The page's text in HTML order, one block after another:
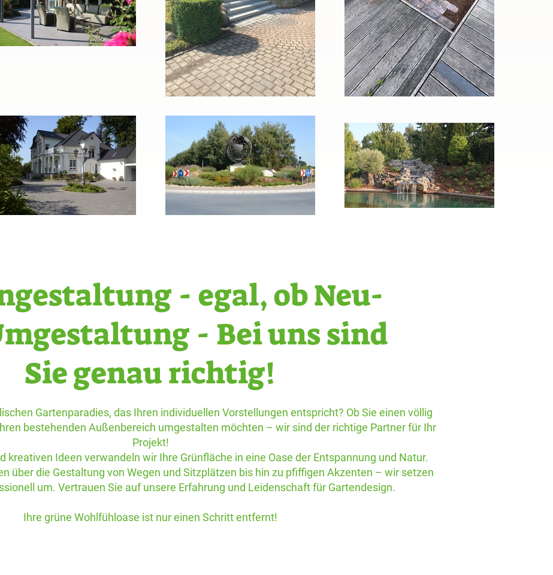
- egal, ob Neu-
- Bei uns sind
Sie genau richtig!
Gartenparadies, das Ihren individuellen Vorstellungen entspricht? Ob Sie einen völlig
bestehenden Außenbereich umgestalten möchten – wir sind der richtige Partner für Ihr
Projekt!
kreativen Ideen verwandeln wir Ihre Grünfläche in eine Oase der Entspannung und Natur.
über die Gestaltung von Wegen und Sitzplätzen bis hin zu pfiffigen Akzenten – wir setzen
um. Vertrauen Sie auf unsere Erfahrung und Leidenschaft für Gartendesign.
Ihre grüne Wohlfühloase ist nur einen Schritt entfernt!